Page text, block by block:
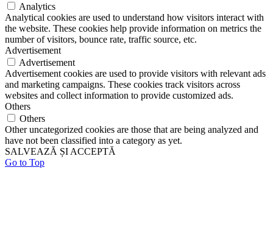
Analytics
Analytical cookies are used to understand how visitors interact with
the website. These cookies help provide information on metrics the
number of visitors, bounce rate, traffic source, etc.
Advertisement
Advertisement
Advertisement cookies are used to provide visitors with relevant ads
and marketing campaigns. These cookies track visitors across
websites and collect information to provide customized ads.
Others
Others
Other uncategorized cookies are those that are being analyzed and
have not been classified into a category as yet.
SALVEAZĂ ȘI ACCEPTĂ
Go to Top